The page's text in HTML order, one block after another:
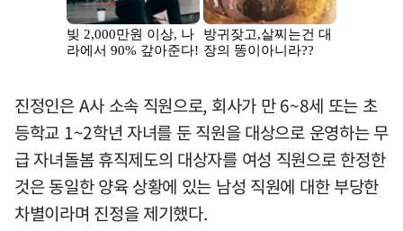
진정인은 A사 소속 직원으로, 회사가 만 6~8세 또는 초
등학교 1~2학년 자녀를 둔 직원을 대상으로 운영하는 무
급 자녀돌봄 휴직제도의 대상자를 여성 직원으로 한정한
것은 동일한 양육 상황에 있는 남성 직원에 대한 부당한
차별이라며 진정을 제기했다.